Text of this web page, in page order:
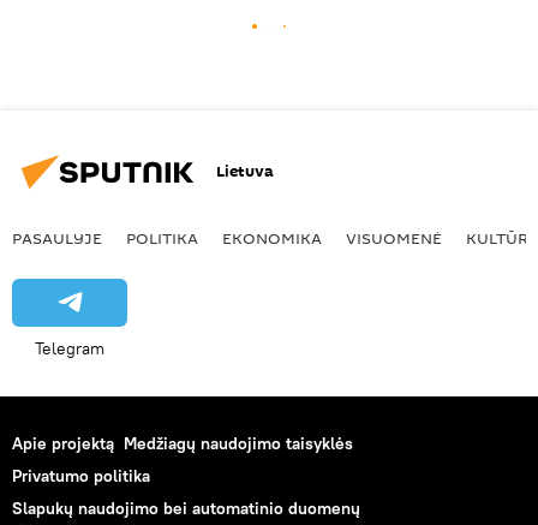
Lietuva
PASAULYJE POLITIKA EKONOMIKA VISUOMENĖ KULTŪRA
Telegram
Apie projektą Medžiagų naudojimo taisyklės
Privatumo politika
Slapukų naudojimo bei automatinio duomenų